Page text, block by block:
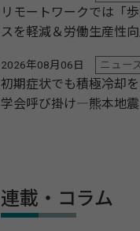
リモートワークでは「
スを軽減＆労働生産性
2026年08月06日 ニュース
初期症状でも積極冷却
学会呼び掛け―熊本地震
連載・コラム